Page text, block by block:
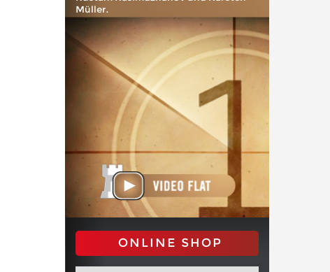
Müller.
ONLINE SHOP